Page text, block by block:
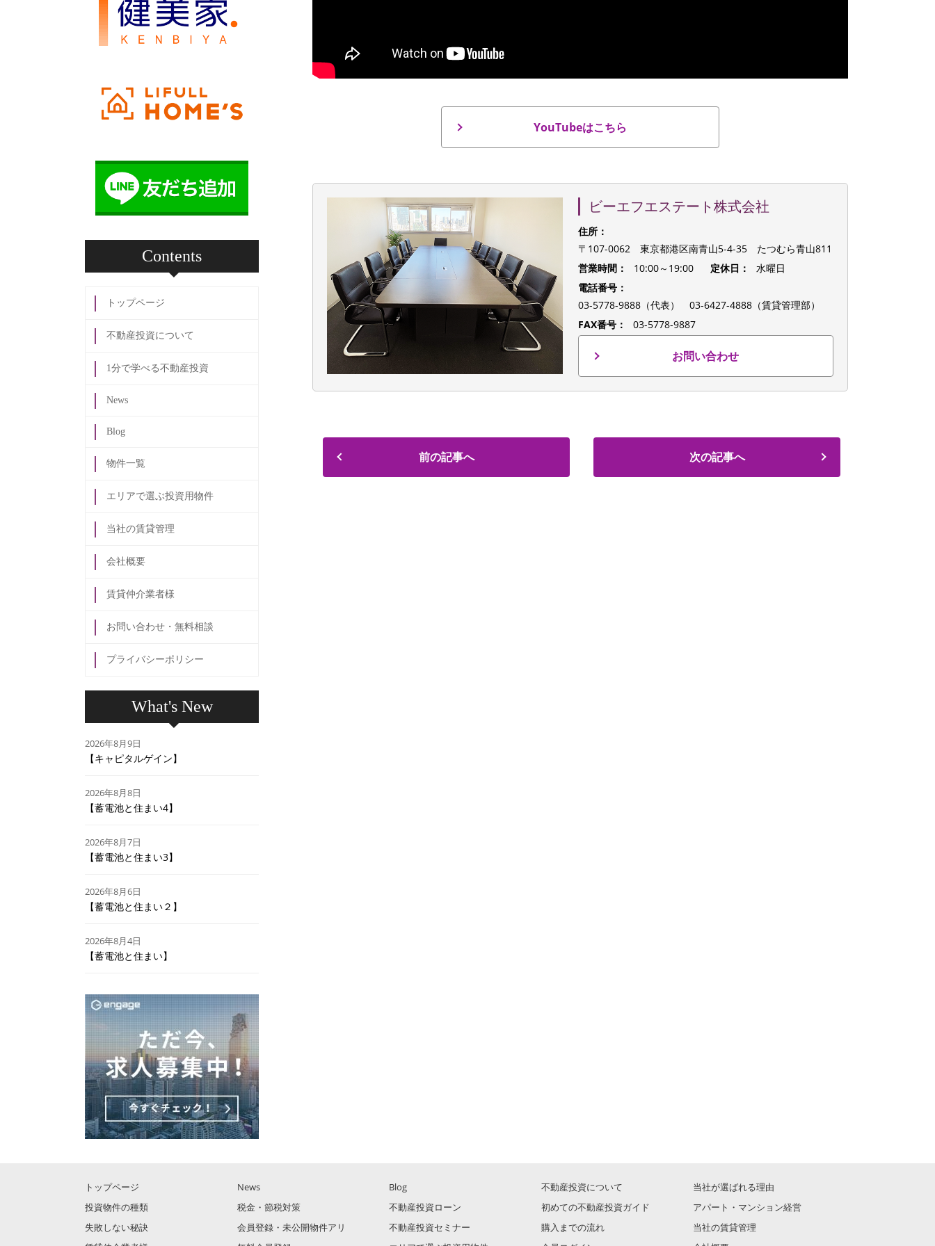
YouTubeはこちら
ビーエフエステート株式会社
住所：
〒107-0062 東京都港区南青山5-4-35 たつむら青山811
営業時間：
10:00～19:00 定休日：
水曜日
電話番号：
03-5778-9888（代表） 03-6427-4888（賃貸管理部）
FAX番号：
03-5778-9887
お問い合わせ
前の記事へ 次の記事へ
Contents
トップページ
不動産投資について
1分で学べる不動産投資
News
Blog
物件一覧
エリアで選ぶ投資用物件
当社の賃貸管理
会社概要
賃貸仲介業者様
お問い合わせ・無料相談
プライバシーポリシー
What's New
2026年8月9日
【キャピタルゲイン】
2026年8月8日
【蓄電池と住まい4】
2026年8月7日
【蓄電池と住まい3】
2026年8月6日
【蓄電池と住まい２】
2026年8月4日
【蓄電池と住まい】
トップページ News Blog 不動産投資について
当社が選ばれる理由
投資物件の種類
税金・節税対策 不動産投資ローン 初めての不動産投資ガイド
アパート・マンション経営
失敗しない秘訣
会員登録・未公開物件アリ 不動産投資セミナー 購入までの流れ
当社の賃貸管理